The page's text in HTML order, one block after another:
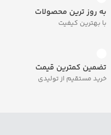
به روز ترین محصولات
با بهترین کیفیت
تضمین کمترین قیمت
خرید مستقیم از تولیدی